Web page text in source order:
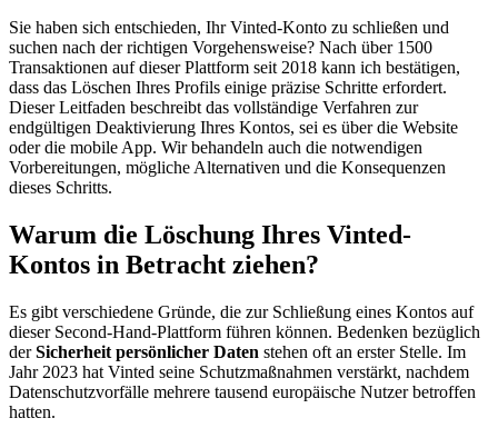
Sie haben sich entschieden, Ihr Vinted-Konto zu schließen und
suchen nach der richtigen Vorgehensweise? Nach über 1500
Transaktionen auf dieser Plattform seit 2018 kann ich bestätigen,
dass das Löschen Ihres Profils einige präzise Schritte erfordert.
Dieser Leitfaden beschreibt das vollständige Verfahren zur
endgültigen Deaktivierung Ihres Kontos, sei es über die Website
oder die mobile App. Wir behandeln auch die notwendigen
Vorbereitungen, mögliche Alternativen und die Konsequenzen
dieses Schritts.
Warum die Löschung Ihres Vinted-
Kontos in Betracht ziehen?
Es gibt verschiedene Gründe, die zur Schließung eines Kontos auf
dieser Second-Hand-Plattform führen können. Bedenken bezüglich
derSicherheit persönlicher Daten stehen oft an erster Stelle. Im
Jahr 2023 hat Vinted seine Schutzmaßnahmen verstärkt, nachdem
Datenschutzvorfälle mehrere tausend europäische Nutzer betroffen
hatten.